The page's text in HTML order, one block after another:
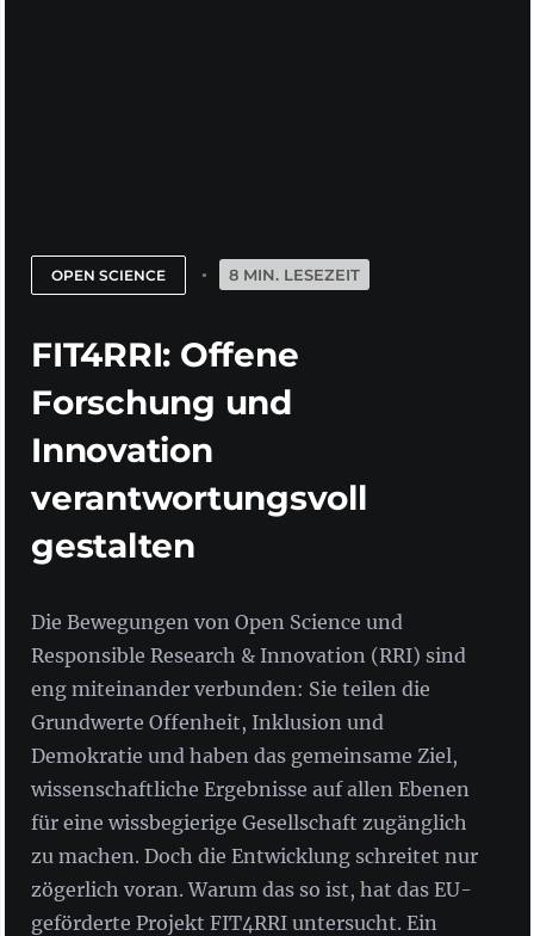
OPEN SCIENCE 8 MIN. LESEZEIT
FIT4RRI: Offene
Forschung und
Innovation
verantwortungsvoll
gestalten
Die Bewegungen von Open Science und
Responsible Research & Innovation (RRI) sind
eng miteinander verbunden: Sie teilen die
Grundwerte Offenheit, Inklusion und
Demokratie und haben das gemeinsame Ziel,
wissenschaftliche Ergebnisse auf allen Ebenen
für eine wissbegierige Gesellschaft zugänglich
zu machen. Doch die Entwicklung schreitet nur
zögerlich voran. Warum das so ist, hat das EU-
geförderte Projekt FIT4RRI untersucht. Ein